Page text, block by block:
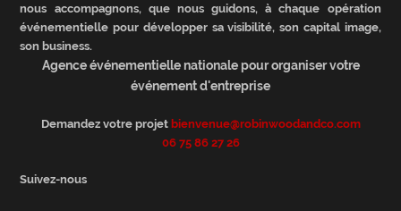
nous accompagnons, que nous guidons, à chaque opération
événementielle pour développer sa visibilité, son capital image,
son business.
Agence événementielle nationale pour organiser votre
événement d'entreprise
Demandez votre projet bienvenue@robinwoodandco.com
06 75 86 27 26
Suivez-nous